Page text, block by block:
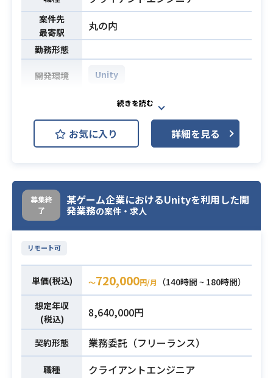
の提案
必須スキル
・Unity上でのエンターテインメント
ンツの開発経験（2年以上）
・HTC Vive、Meta Quest、Azure K
興味があり、それらをUnity上で利用
することができる
案件先
最寄駅
丸の内
勤務形態
開発環境 Unity
・Unityでの新規タイトル制作
・キャラクター周りの部分的なシス
テム構築との量産体制構築
・AIなどの作成（モンスターAI）
作成、量産体制構築
・ゲーム部分のUIまわりの実装
※ご希望の作業とご相談
必須スキル
お気に入り 詳細を見る
募集終
了
某ゲーム企業におけるUnityを利用した開
発業務の案件・求人
リモート可
単価(税込) 〜720,000円/月
（140時間 ~ 180時間）
想定年収
(税込)
8,640,000円
契約形態 業務委託（フリーランス）
職種 クライアントエンジニア